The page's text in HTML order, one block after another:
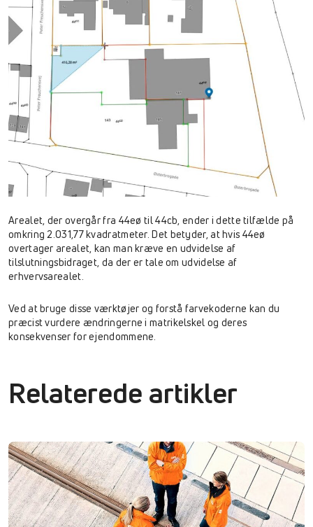
Arealet, der overgår fra 44eø til 44cb, ender i dette tilfælde på
omkring 2.031,77 kvadratmeter. Det betyder, at hvis 44eø
overtager arealet, kan man kræve en udvidelse af
tilslutningsbidraget, da der er tale om udvidelse af
erhvervsarealet.
Ved at bruge disse værktøjer og forstå farvekoderne kan du
præcist vurdere ændringerne i matrikelskel og deres
konsekvenser for ejendommene.
Relaterede artikler